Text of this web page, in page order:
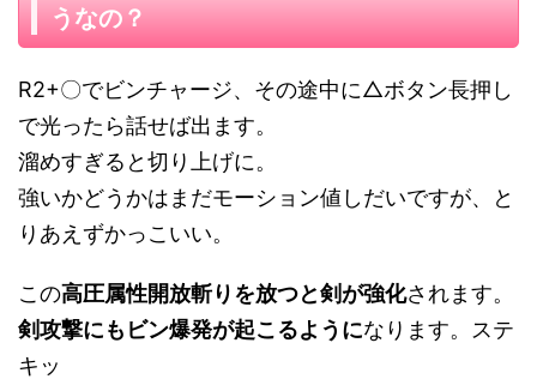
うなの？
R2+〇でビンチャージ、その途中に△ボタン長押し
で光ったら話せば出ます。
溜めすぎると切り上げに。
強いかどうかはまだモーション値しだいですが、と
りあえずかっこいい。
この高圧属性開放斬りを放つと剣が強化されます。
剣攻撃にもビン爆発が起こるようになります。ステ
キッ